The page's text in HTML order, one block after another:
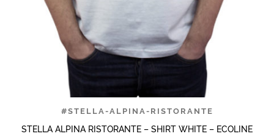
#STELLA-ALPINA-RISTORANTE
STELLA ALPINA RISTORANTE – SHIRT WHITE – ECOLINE